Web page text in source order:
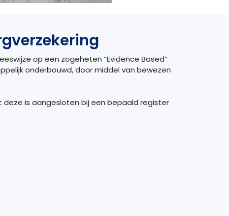
op een zogeheten “Evidence Based”
onderbouwd, door middel van bewezen
deze is aangesloten bij een bepaald register